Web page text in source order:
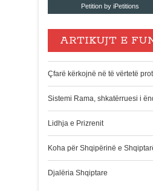
Petition by iPetitions
ARTIKUJT E
Çfarë kërkojnë në të vërtetë
Sistemi Rama, shkatërruesi i
Lidhja e Prizrenit
Koha për Shqipërinë e
Djalëria Shqiptare